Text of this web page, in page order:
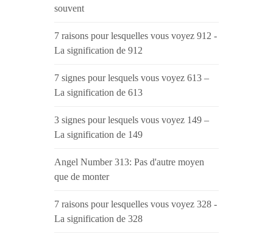
souvent
7 raisons pour lesquelles vous voyez 912 -
La signification de 912
7 signes pour lesquels vous voyez 613 –
La signification de 613
3 signes pour lesquels vous voyez 149 –
La signification de 149
Angel Number 313: Pas d'autre moyen
que de monter
7 raisons pour lesquelles vous voyez 328 -
La signification de 328